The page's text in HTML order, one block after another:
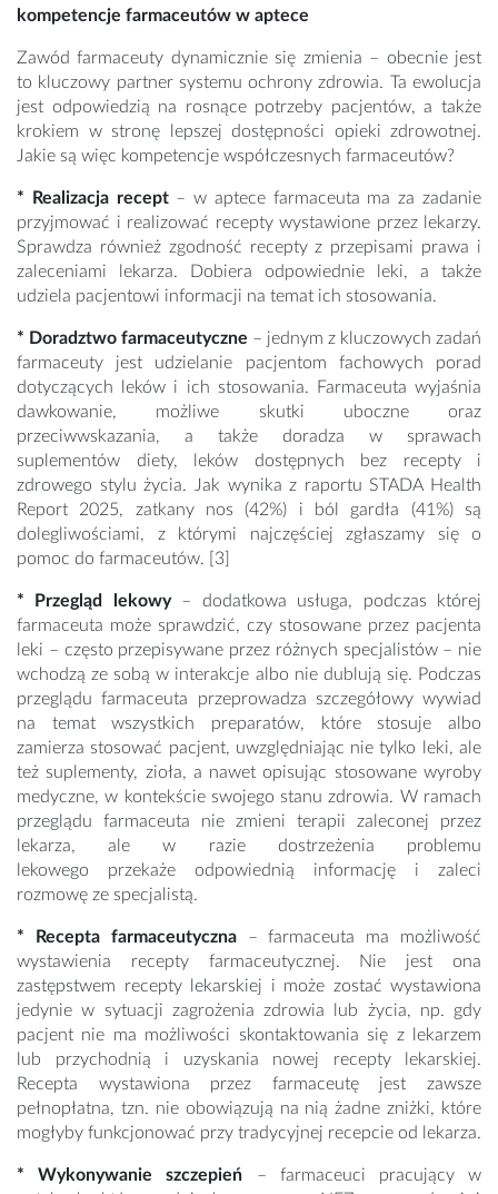
kompetencje farmaceutów w aptece
Zawód farmaceuty dynamicznie się zmienia – obecnie jest
to kluczowy partner systemu ochrony zdrowia. Ta ewolucja
jest odpowiedzią na rosnące potrzeby pacjentów, a także
krokiem w stronę lepszej dostępności opieki zdrowotnej.
Jakie są więc kompetencje współczesnych farmaceutów?
* Realizacja recept – w aptece farmaceuta ma za zadanie
przyjmować i realizować recepty wystawione przez lekarzy.
Sprawdza również zgodność recepty z przepisami prawa i
zaleceniami lekarza. Dobiera odpowiednie leki, a także
udziela pacjentowi informacji na temat ich stosowania.
* Doradztwo farmaceutyczne – jednym z kluczowych zadań
farmaceuty jest udzielanie pacjentom fachowych porad
dotyczących leków i ich stosowania. Farmaceuta wyjaśnia
dawkowanie, możliwe skutki uboczne oraz
przeciwwskazania, a także doradza w sprawach
suplementów diety, leków dostępnych bez recepty i
zdrowego stylu życia. Jak wynika z raportu STADA Health
Report 2025, zatkany nos (42%) i ból gardła (41%) są
dolegliwościami, z którymi najczęściej zgłaszamy się o
pomoc do farmaceutów. [3]
* Przegląd lekowy – dodatkowa usługa, podczas której
farmaceuta może sprawdzić, czy stosowane przez pacjenta
leki – często przepisywane przez różnych specjalistów – nie
wchodzą ze sobą w interakcje albo nie dublują się. Podczas
przeglądu farmaceuta przeprowadza szczegółowy wywiad
na temat wszystkich preparatów, które stosuje albo
zamierza stosować pacjent, uwzględniając nie tylko leki, ale
też suplementy, zioła, a nawet opisując stosowane wyroby
medyczne, w kontekście swojego stanu zdrowia. W ramach
przeglądu farmaceuta nie zmieni terapii zaleconej przez
lekarza, ale w razie dostrzeżenia problemu
lekowego przekaże odpowiednią informację i zaleci
rozmowę ze specjalistą.
* Recepta farmaceutyczna – farmaceuta ma możliwość
wystawienia recepty farmaceutycznej. Nie jest ona
zastępstwem recepty lekarskiej i może zostać wystawiona
jedynie w sytuacji zagrożenia zdrowia lub życia, np. gdy
pacjent nie ma możliwości skontaktowania się z lekarzem
lub przychodnią i uzyskania nowej recepty lekarskiej.
Recepta wystawiona przez farmaceutę jest zawsze
pełnopłatna, tzn. nie obowiązują na nią żadne zniżki, które
mogłyby funkcjonować przy tradycyjnej recepcie od lekarza.
* Wykonywanie szczepień – farmaceuci pracujący w